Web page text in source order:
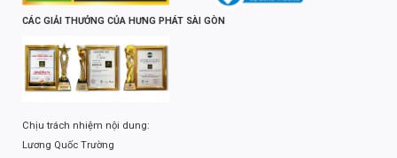
CÁC GIẢI THƯỞNG CỦA HƯNG PHÁT SÀI GÒN
Chịu trách nhiệm nội dung:
Lương Quốc Trường